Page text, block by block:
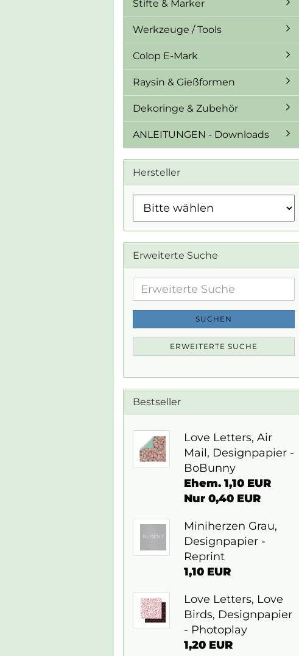
Stifte & Marker
Werkzeuge / Tools
Colop E-Mark
Raysin & Gießformen
Dekoringe & Zubehör
ANLEITUNGEN - Downloads
Hersteller
Erweiterte Suche
Erweiterte
Suche
SUCHEN
ERWEITERTE SUCHE
Bestseller
Love Letters, Air
Mail, Designpapier -
BoBunny
Ehem. 1,10 EUR
Nur 0,40 EUR
Miniherzen Grau,
Designpapier -
Reprint
1,10 EUR
Love Letters, Love
Birds, Designpapier
- Photoplay
1,20 EUR